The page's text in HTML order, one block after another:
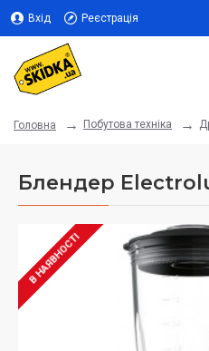
Вхід Реєстрація
Головна Побутова техніка
Блендер
В НАЯВНОСТІ